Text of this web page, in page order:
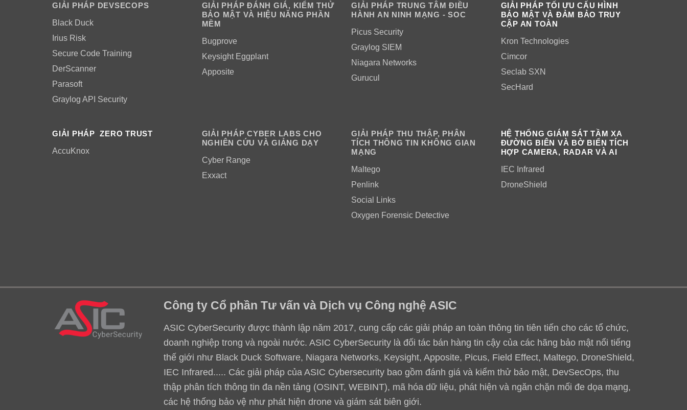
GIẢI PHÁP DEVSECOPS
Black Duck
Irius Risk
Secure Code Training
DerScanner
Parasoft
Graylog API Security
GIẢI PHÁP ĐÁNH GIÁ, KIỂM THỬ
BẢO MẬT VÀ HIỆU NĂNG PHẦN
MỀM
Bugprove
Keysight Eggplant
Apposite
GIẢI PHÁP TRUNG TÂM ĐIỀU
HÀNH AN NINH MẠNG - SOC
Picus Security
Graylog SIEM
Niagara Networks
Gurucul
GIẢI PHÁP TỐI ƯU CẤU HÌNH
BẢO MẬT VÀ ĐẢM BẢO TRUY
CẬP AN TOÀN
Kron Technologies
Cimcor
Seclab SXN
SecHard
GIẢI PHÁP ZERO TRUST
AccuKnox
GIẢI PHÁP CYBER LABS CHO
NGHIÊN CỨU VÀ GIẢNG DẠY
Cyber Range
Exxact
GIẢI PHÁP THU THẬP, PHÂN
TÍCH THÔNG TIN KHÔNG GIAN
MẠNG
Maltego
Penlink
Social Links
Oxygen Forensic Detective
HỆ THỐNG GIÁM SÁT TẦM XA
ĐƯỜNG BIÊN VÀ BỜ BIỂN TÍCH
HỢP CAMERA, RADAR VÀ AI
IEC Infrared
DroneShield
Công ty Cổ phần Tư vấn và Dịch vụ Công nghệ ASIC
ASIC CyberSecurity được thành lập năm 2017, cung cấp các giải pháp an toàn thông tin tiên tiến cho các tổ chức,
doanh nghiệp trong và ngoài nước. ASIC CyberSecurity là đối tác bán hàng tin cậy của các hãng bảo mật nổi tiếng
thế giới như Black Duck Software, Niagara Networks, Keysight, Apposite, Picus, Field Effect, Maltego, DroneShield,
IEC Infrared..... Các giải pháp của ASIC Cybersecurity bao gồm đánh giá và kiểm thử bảo mật, DevSecOps, thu
thập phân tích thông tin đa nền tảng (OSINT, WEBINT), mã hóa dữ liệu, phát hiện và ngăn chặn mối đe dọa mạng,
các hệ thống bảo vệ như phát hiện drone và giám sát biên giới.